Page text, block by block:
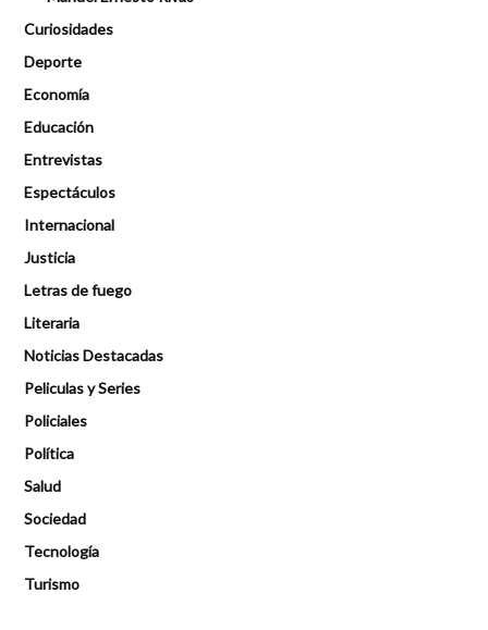
Curiosidades
Deporte
Economía
Educación
Entrevistas
Espectáculos
Internacional
Justicia
Letras de fuego
Literaria
Noticias Destacadas
Peliculas y Series
Policiales
Política
Salud
Sociedad
Tecnología
Turismo